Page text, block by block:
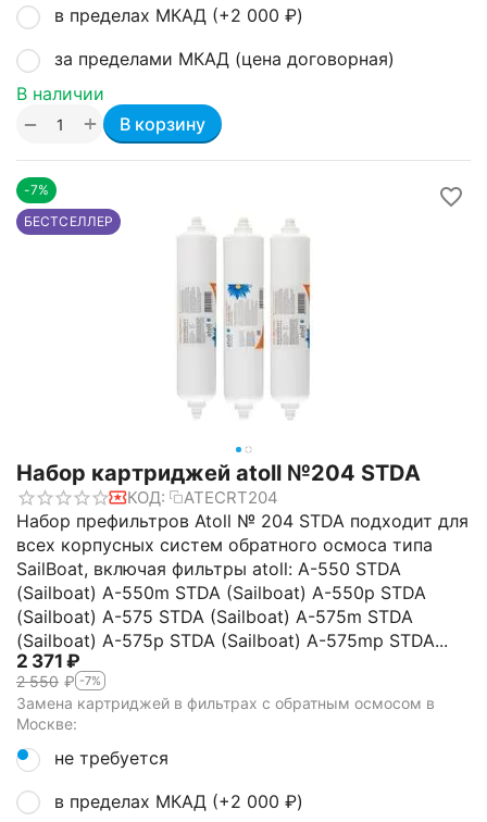
в пределах МКАД (+2 000 ₽)
за пределами МКАД (цена договорная)
В наличии
+
− В корзину
-7%
БЕСТСЕЛЛЕР
Набор картриджей atoll №204 STDA
КОД: ATECRT204
Набор префильтров Atoll № 204 STDA подходит для
всех корпусных систем обратного осмоса типа
SailBoat, включая фильтры atoll: A-550 STDA
(Sailboat) A-550m STDA (Sailboat) A-550p STDA
(Sailboat) A-575 STDA (Sailboat) A-575m STDA
(Sailboat) A-575p STDA (Sailboat) A-575mp STDA...
2 371 ₽
2 550 ₽ -7%
Замена картриджей в фильтрах с обратным осмосом в
Москве:
не требуется
в пределах МКАД (+2 000 ₽)